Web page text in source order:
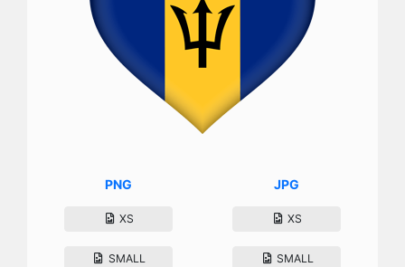
PNG
XS
SMALL
JPG
XS
SMALL